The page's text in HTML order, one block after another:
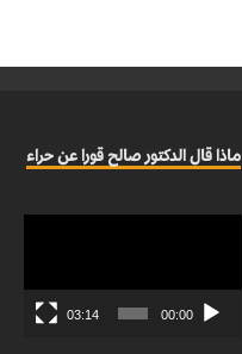
ماذا قال الدكتور صالح قورا عن حراء
00:00
03:14